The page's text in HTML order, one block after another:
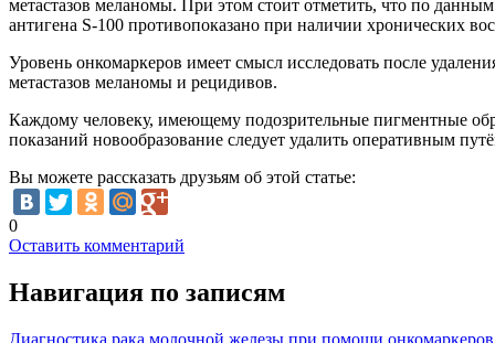
метастазов меланомы. При этом стоит отметить, что по
антигена S-100 противопоказано при наличии хронических
Уровень онкомаркеров имеет смысл исследовать после
метастазов меланомы и рецидивов.
Каждому человеку, имеющему подозрительные пигментные
показаний новообразование следует удалить оперативным
Вы можете рассказать друзьям об этой статье:
0
Оставить комментарий
Навигация по записям
Диагностика рака молочной железы при помощи онкомаркеров